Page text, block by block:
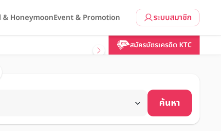
ระบบสมาชิก
& HoneymoonEvent & Promotion
สมัครบัตรเครดิต KTC
ค้นหา